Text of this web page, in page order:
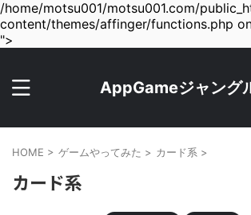
/home/motsu001/motsu001.com/
content/themes/affinger/functions.php
">
AppGameジャング
HOME > ゲームやってみた > カード系 >
カード系